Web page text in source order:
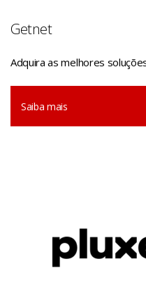
Getnet
Adquira as melhores
Saiba mais